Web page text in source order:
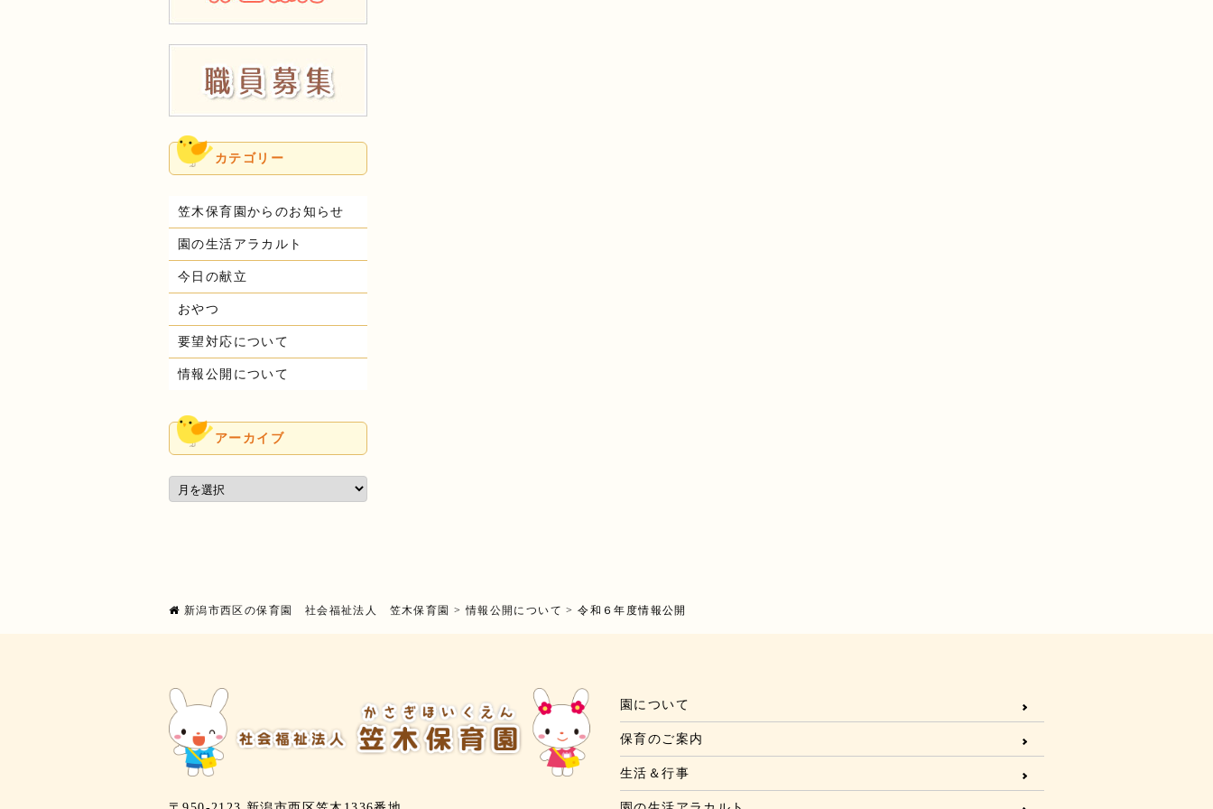
カテゴリー
笠木保育園からのお知らせ
園の生活アラカルト
今日の献立
おやつ
要望対応について
情報公開について
アーカイブ
新潟市西区の保育園 社会福祉法人 笠木保育園 >情報公開について >令和６年度情報公開
園について
保育のご案内
生活＆行事